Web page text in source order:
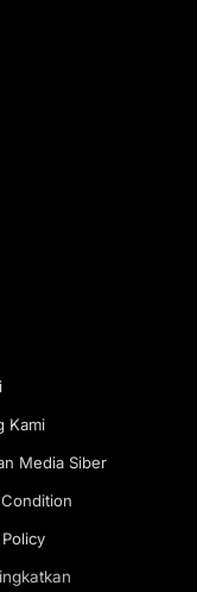
Kami
Media Siber